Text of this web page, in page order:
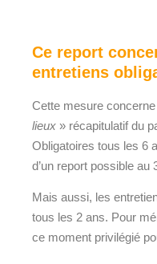
Ce report
entretiens
Cette mesure concerne
lieux » récapitulatif du
Obligatoires tous les 6
d’un report possible au
Mais aussi, les
tous les 2 ans. Pour
ce moment privilégié